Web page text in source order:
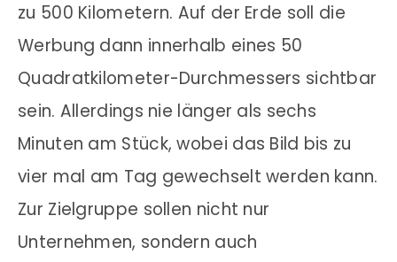
zu 500 Kilometern. Auf der Erde soll die
Werbung dann innerhalb eines 50
Quadratkilometer-Durchmessers sichtbar
sein. Allerdings nie länger als sechs
Minuten am Stück, wobei das Bild bis zu
vier mal am Tag gewechselt werden kann.
Zur Zielgruppe sollen nicht nur
Unternehmen, sondern auch